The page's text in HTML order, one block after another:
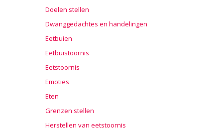
Doelen stellen
Dwanggedachtes en handelingen
Eetbuien
Eetbuistoornis
Eetstoornis
Emoties
Eten
Grenzen stellen
Herstellen van eetstoornis